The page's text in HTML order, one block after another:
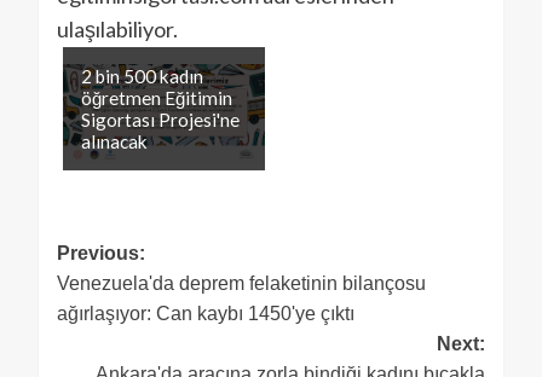
ulaşılabiliyor.
2 bin 500 kadın
öğretmen Eğitimin
Sigortası Projesi'ne
alınacak
Previous:
Venezuela'da deprem felaketinin bilançosu
ağırlaşıyor: Can kaybı 1450'ye çıktı
Next: